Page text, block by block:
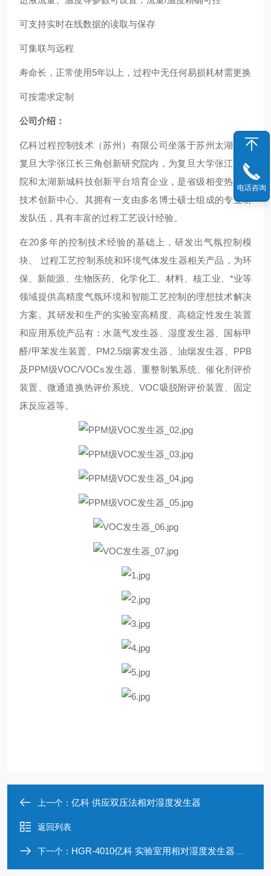
可支持实时在线数据的读取与保存
可集联与远程
寿命长，正常使用5年以上，过程中无任何易损耗材需更换
可按需求定制
公司介绍：
亿科过程控制技术（苏州）有限公司坐落于苏州太湖新城
复旦大学张江长三角创新研究院内，为复旦大学张江研究
院和太湖新城科技创新平台培育企业，是省级相变热管理
技术创新中心。其拥有一支由多名博士硕士组成的专业研
发队伍，具有丰富的过程工艺设计经验。
在20多年的控制技术经验的基础上，研发出气氛控制模
块、 过程工艺控制系统和环境气体发生器相关产品，为环
保、新能源、生物医药、化学化工、材料、核工业、*业等
领域提供高精度气氛环境和智能工艺控制的理想技术解决
方案。其研发和生产的实验室高精度、高稳定性发生装置
和应用系统产品有：水蒸气发生器、湿度发生器、国标甲
醛/甲苯发生装置、PM2.5烟雾发生器、油烟发生器、PPB
及PPM级VOC/VOCs发生器、重整制氢系统、催化剂评价
装置、微通道换热评价系统、VOC吸脱附评价装置、固定
床反应器等。
上一个： 亿科 供应双压法相对湿度发生器
返回列表
下一个： HGR-4010亿科 实验室用相对湿度发生器出口管路控温
电话咨询